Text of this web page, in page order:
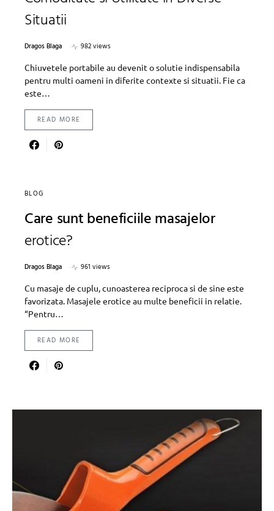
Situatii
Dragos Blaga
982 views
Chiuvetele portabile au devenit o solutie indispensabila
pentru multi oameni in diferite contexte si situatii. Fie ca
este…
READ MORE
BLOG
Care sunt beneficiile masajelor
erotice?
Dragos Blaga
961 views
Cu masaje de cuplu, cunoasterea reciproca si de sine este
favorizata. Masajele erotice au multe beneficii in relatie.
“Pentru…
READ MORE